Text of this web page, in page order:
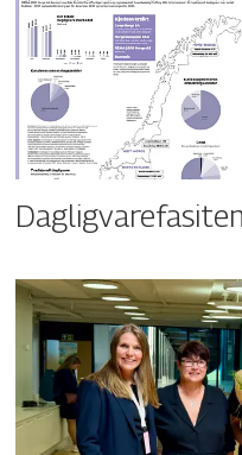
Dagligvarefasiten